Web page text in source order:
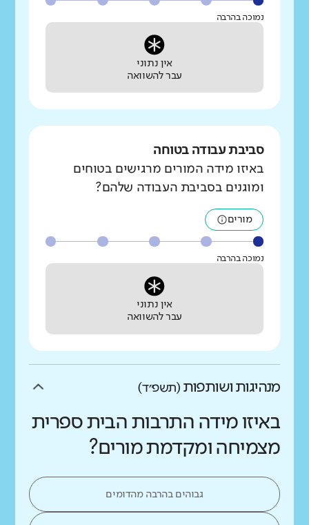
נמוכה בהרבה
אין נתוני
עבר להשוואה
סביבת עבודה בטוחה
באיזו מידה המורים מרגישים בטוחים
ומוגנים בסביבת העבודה שלהם?
מורים
נמוכה בהרבה
אין נתוני
עבר להשוואה
מנהיגות ושותפות (תשפ״ד)
באיזו מידה התרבות הבית ספרית
מצמיחה ומקדמת מורים?
גבוהים בהרבה מהדומים